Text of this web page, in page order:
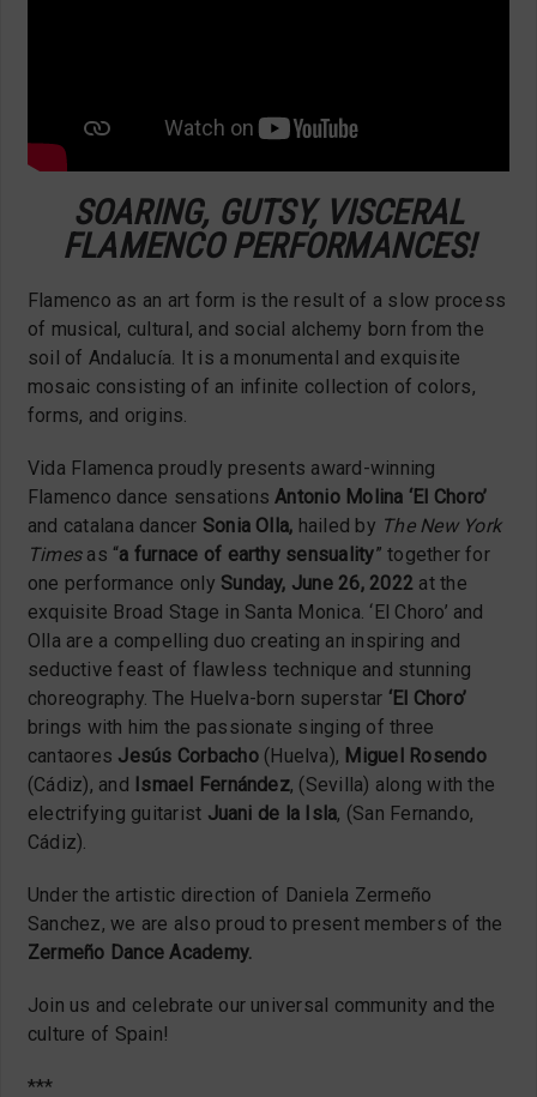
SOARING, GUTSY, VISCERAL
FLAMENCO PERFORMANCES!
Flamenco as an art form is the result of a slow process
of musical, cultural, and social alchemy born from the
soil of Andalucía. It is a monumental and exquisite
mosaic consisting of an infinite collection of colors,
forms, and origins.
Vida Flamenca proudly presents award-winning
Flamenco dance sensationsAntonio Molina ‘El Choro’
and catalana dancer Sonia Olla, hailed by The New York
Timesas “a furnace of earthy sensuality” together for
one performance only Sunday, June 26, 2022 at the
exquisite Broad Stage in Santa Monica. ‘El Choro’ and
Olla are a compelling duo creating an inspiring and
seductive feast of flawless technique and stunning
choreography. The Huelva-born superstar ‘El Choro’
brings with him the passionate singing of three
cantaores Jesús Corbacho(Huelva), Miguel Rosendo
(Cádiz), and Ismael Fernández, (Sevilla) along with the
electrifying guitarist Juani de la Isla, (San Fernando,
Cádiz).
Under the artistic direction of Daniela Zermeño
Sanchez, we are also proud to present members of the
Zermeño Dance Academy.
Join us and celebrate our universal community and the
culture of Spain!
***